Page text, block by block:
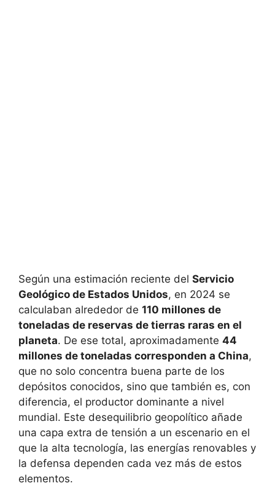
Según una estimación reciente del Servicio
Geológico de Estados Unidos, en 2024 se
calculaban alrededor de 110 millones de
toneladas de reservas de tierras raras en el
planeta. De ese total, aproximadamente 44
millones de toneladas corresponden a China,
que no solo concentra buena parte de los
depósitos conocidos, sino que también es, con
diferencia, el productor dominante a nivel
mundial. Este desequilibrio geopolítico añade
una capa extra de tensión a un escenario en el
que la alta tecnología, las energías renovables y
la defensa dependen cada vez más de estos
elementos.